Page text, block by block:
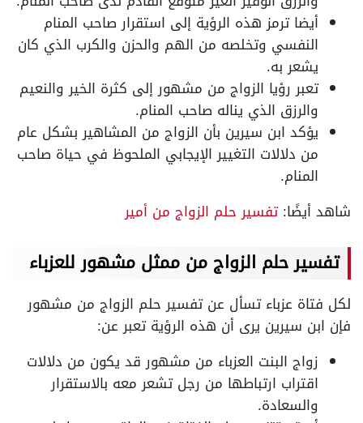
أيضا ترمز هذه الرؤية إلى استقرار صاحب المنام
النفسي وتخلصه من الهم والحزن والكرب الذي كان
يشعر به.
تعبر رؤيا الزواج من مشهور إلى كثرة الخير والنعيم
والرزق الذي يناله صاحب المنام.
يؤكد ابن سيرين بأن الزواج من المشاهير بشكل عام
من دلالات التغيير الإيجابي الملحوظ في حياة صاحب
المنام.
شاهد أيضًا:تفسير حلم الزواج من أمير
تفسير حلم الزواج من ممثل مشهور للعزباء
لكل فتاة عزباء تسأل عن تفسير حلم الزواج من مشهور
فإن ابن سيرين يرى أن هذه الرؤية تعبر عن:
زواج البنت العزباء من مشهور قد يكون من دلالات
اقتراب ارتباطها من رجل تشعر معه بالاستقرار
والسعادة.